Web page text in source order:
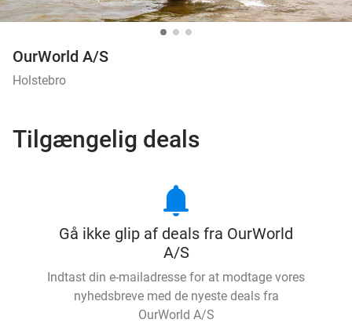
OurWorld A/S
Holstebro
Tilgængelig deals
notifications
Gå ikke glip af deals fra OurWorld
A/S
Indtast din e-mailadresse for at modtage vores
nyhedsbreve med de nyeste deals fra
OurWorld A/S